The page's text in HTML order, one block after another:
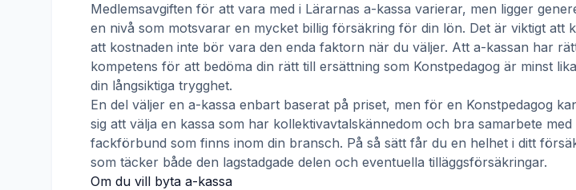
Medlemsavgiften för att vara med i Lärarnas a-kassa varierar, men ligger
en nivå som motsvarar en mycket billig försäkring för din lön. Det är viktigt att
att kostnaden inte bör vara den enda faktorn när du väljer. Att a-kassan har
kompetens för att bedöma din rätt till ersättning som Konstpedagog är minst
din långsiktiga trygghet.
En del väljer en a-kassa enbart baserat på priset, men för en Konstpedagog
sig att välja en kassa som har kollektivavtalskännedom och bra samarbete med
fackförbund som finns inom din bransch. På så sätt får du en helhet i ditt
som täcker både den lagstadgade delen och eventuella tilläggsförsäkringar.
Om du vill byta a-kassa